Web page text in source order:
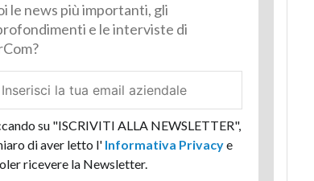
le news più importanti, gli
e le interviste di
su "ISCRIVITI ALLA NEWSLETTER",
di aver letto l'Informativa Privacye
ricevere la Newsletter.